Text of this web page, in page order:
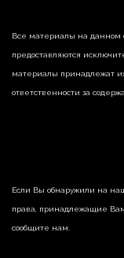
Все материалы на данном
предоставляются
материалы принадлежат
ответственности за
Если Вы обнаружили на
права, принадлежащие
сообщите нам.